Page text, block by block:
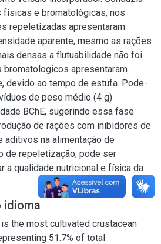
físicas e bromatológicas, nos
repeletizadas apresentaram
aparente, mesmo as rações
densas a flutuabilidade não foi
bromatologicos apresentaram
devido ao tempo de estufa. Pode-
de peso médio (4 g)
BChE, sugerindo essa fase
de rações com inibidores de
aditivos na alimentação de
de repeletização, pode ser
a qualidade nutricional e física da
idioma
the most cultivated crustacean
51.7% of total